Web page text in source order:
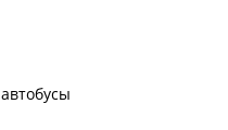
автобусы